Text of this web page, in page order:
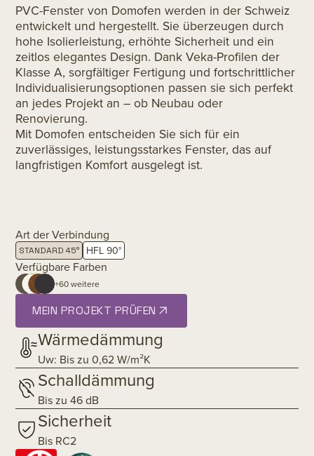
PVC-Fenster von Domofen werden in der Schweiz
entwickelt und hergestellt. Sie überzeugen durch
hohe Isolierleistung, erhöhte Sicherheit und ein
zeitlos elegantes Design. Dank Veka-Profilen der
Klasse A, sorgfältiger Fertigung und fortschrittlicher
Individualisierungsoptionen passen sie sich perfekt
an jedes Projekt an – ob Neubau oder
Renovierung.
Mit Domofen entscheiden Sie sich für ein
zuverlässiges, leistungsstarkes Fenster, das auf
langfristigen Komfort ausgelegt ist.
Art der Verbindung
STANDARD 45° HFL 90°
Verfügbare Farben
+60 weitere
MEIN PROJEKT PRÜFEN
Wärmedämmung
Uw: Bis zu 0,62 W/m²K
Schalldämmung
Bis zu 46 dB
Sicherheit
Bis RC2